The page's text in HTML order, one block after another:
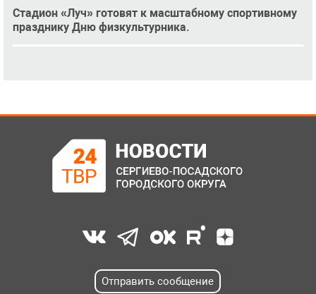
Стадион «Луч» готовят к масштабному спортивному
празднику Дню физкультурника.
Отправить сообщение